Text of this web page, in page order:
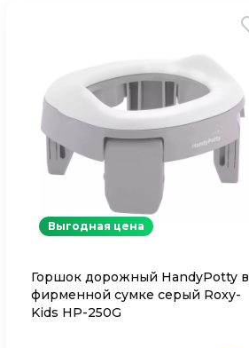
Горшок дорожный HandyPotty в
фирменной сумке серый Roxy-
Kids HP-250G
Выгодная цена